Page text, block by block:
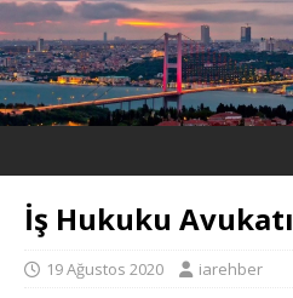
İş Hukuku Avukatı
19 Ağustos 2020 iarehber